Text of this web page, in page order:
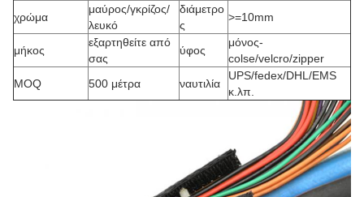
χρώμα
μαύρος/γκρίζος/
λευκό
διάμετρο
ς
>=10mm
μήκος
εξαρτηθείτε από
σας
ύφος
μόνος-
colse/velcro/zipper
MOQ
500 μέτρα ναυτιλία
UPS/fedex/DHL/EMS
κ.λπ.